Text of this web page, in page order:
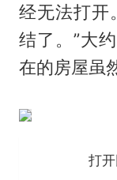
经无法打开
结了。”大
在的房屋虽
打